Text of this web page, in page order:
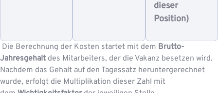
dieser
Position)
Die Berechnung der Kosten startet mit dem Brutto-
Jahresgehalt des Mitarbeiters, der die Vakanz besetzen wird.
Nachdem das Gehalt auf den Tagessatz heruntergerechnet
wurde, erfolgt die Multiplikation dieser Zahl mit